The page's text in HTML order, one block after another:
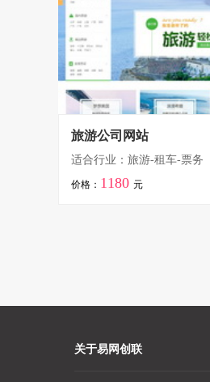
旅游公司网站
适合行业：旅游-租车-票务
价格： 1180 元
关于易网创联